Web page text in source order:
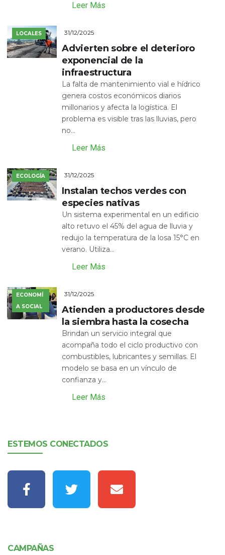
Leer Más
LOCALES 31/12/2025
Advierten sobre el deterioro
exponencial de la
infraestructura
La falta de mantenimiento vial e hídrico
genera costos económicos diarios
millonarios y afecta la logística. El
problema es visible tras las lluvias, pero
no...
Leer Más
ECOLOGÍA 31/12/2025
Instalan techos verdes con
especies nativas
Un sistema experimental en un edificio
alto retuvo el 45% del agua de lluvia y
redujo la temperatura de la losa 15°C en
verano. Utiliza...
Leer Más
ECONOMÍ
A SOCIAL
31/12/2025
Atienden a productores desde
la siembra hasta la cosecha
Brindan un servicio integral que
acompaña todo el ciclo productivo con
combustibles, lubricantes y semillas. El
modelo se basa en un vínculo de
confianza y...
Leer Más
ESTEMOS CONECTADOS
CAMPAÑAS